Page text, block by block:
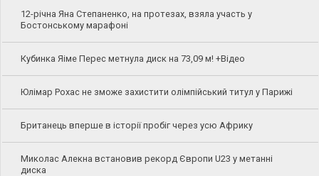
12-річна Яна Степаненко, на протезах, взяла участь у
Бостонському марафоні
Кубинка Яіме Перес метнула диск на 73,09 м! +Відео
Юлімар Рохас не зможе захистити олімпійський титул у Парижі
Британець вперше в історії пробіг через усю Африку
Миколас Алекна встановив рекорд Європи U23 у метанні
диска